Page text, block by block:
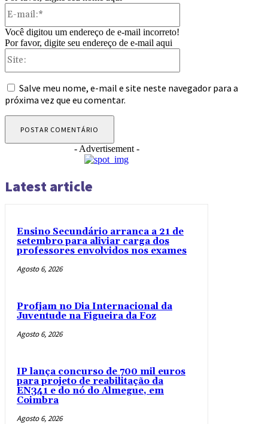
Você digitou um endereço de e-mail incorreto!
Por favor, digite seu endereço de e-mail aqui
Salve meu nome, e-mail e site neste navegador para a
próxima vez que eu comentar.
- Advertisement -
Latest article
Ensino Secundário arranca a 21 de
setembro para aliviar carga dos
professores envolvidos nos exames
Agosto 6, 2026
Profjam no Dia Internacional da
Juventude na Figueira da Foz
Agosto 6, 2026
IP lança concurso de 700 mil euros
para projeto de reabilitação da
EN341 e do nó do Almegue, em
Coimbra
Agosto 6, 2026